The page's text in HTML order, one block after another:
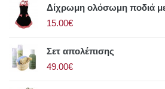
Δίχρωμη ολόσωμη ποδιά με
15.00€
Σετ απολέπισης
49.00€